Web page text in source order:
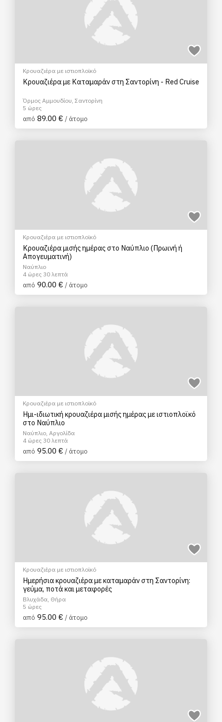
Κρουαζιέρα με ιστιοπλοϊκό
Κρουαζιέρα με Καταμαράν στη Σαντορίνη - Red Cruise
Όρμος Αμμουδίου, Σαντορίνη
5 ώρες
από 89.00 € / άτομο
Κρουαζιέρα με ιστιοπλοϊκό
Κρουαζιέρα μισής ημέρας στο Ναύπλιο (Πρωινή ή
Απογευματινή)
Ναύπλιο
4 ώρες 30 λεπτά
από 90.00 € / άτομο
Κρουαζιέρα με ιστιοπλοϊκό
Ημι-ιδιωτική κρουαζιέρα μισής ημέρας με ιστιοπλοϊκό
στο Ναύπλιο
Ναύπλιο, Αργολίδα
4 ώρες 30 λεπτά
από 95.00 € / άτομο
Κρουαζιέρα με ιστιοπλοϊκό
Ημερήσια κρουαζιέρα με καταμαράν στη Σαντορίνη:
γεύμα, ποτά και μεταφορές
Βλυχάδα, Θήρα
5 ώρες
από 95.00 € / άτομο